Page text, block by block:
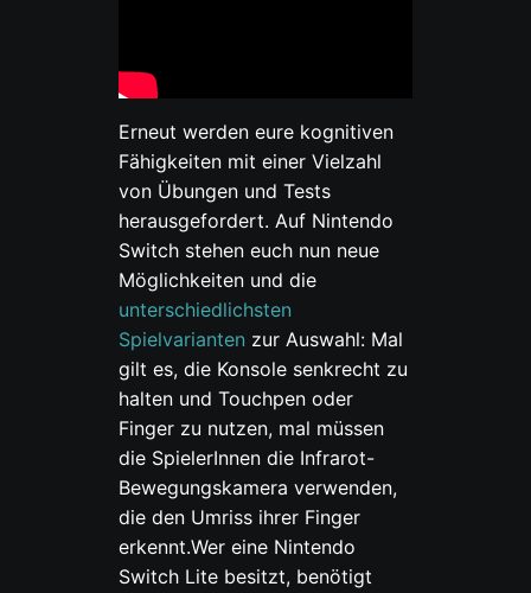
Erneut werden eure kognitiven
Fähigkeiten mit einer Vielzahl
von Übungen und Tests
herausgefordert. Auf Nintendo
Switch stehen euch nun neue
Möglichkeiten und die
unterschiedlichsten
Spielvarianten zur Auswahl: Mal
gilt es, die Konsole senkrecht zu
halten und Touchpen oder
Finger zu nutzen, mal müssen
die SpielerInnen die Infrarot-
Bewegungskamera verwenden,
die den Umriss ihrer Finger
erkennt.Wer eine Nintendo
Switch Lite besitzt, benötigt